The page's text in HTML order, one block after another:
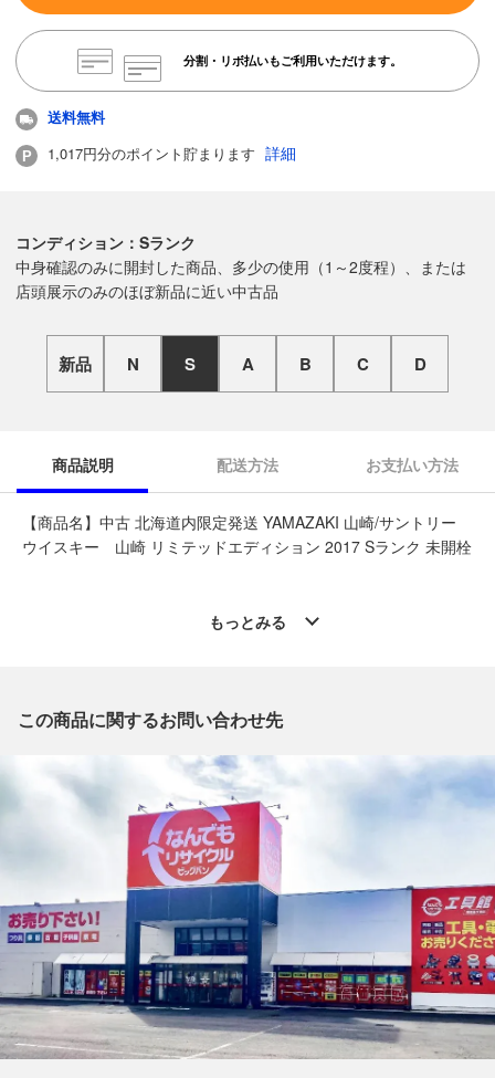
分割・リボ払いもご利用いただけます。
送料無料
1,017円分のポイント貯まります 詳細
コンディション：Sランク
中身確認のみに開封した商品、多少の使用（1～2度程）、または
店頭展示のみのほぼ新品に近い中古品
新品 N S A B C D
商品説明 配送方法 お支払い方法
【商品名】中古 北海道内限定発送 YAMAZAKI 山崎/サントリー
ウイスキー 山崎 リミテッドエディション 2017 Sランク 未開栓
※「なんでもリサイクルビッグバン 公式オンラインストアの出
電話番号：0154-51-3196
【店舗内商品コード】1003102073117
【メーカー】YAMAZAKI/山崎/サントリー
【内容量】700ml
【製造メーカー】サントリー
【販売元】サントリー
【原産国名】日本
【お酒の種類】ウイスキー
【栓・フィルムの状態】未開栓
【本数】1本
【付属品】箱
もっとみる
この商品に関するお問い合わせ先